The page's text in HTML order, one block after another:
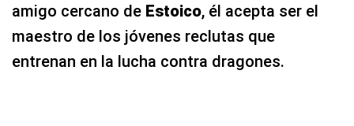
amigo cercano de Estoico, él acepta ser el
maestro de los jóvenes reclutas que
entrenan en la lucha contra dragones.